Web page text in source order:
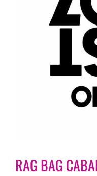
RAG BAG